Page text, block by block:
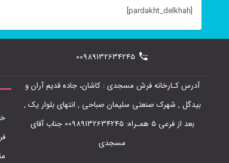
[pardakht_delkhah]
00989132634245
آدرس کـارخانه فرش مسجدی : کاشان، جاده قدیم آران و
بیدگل , شهرک صنعتی سلیمان صباحی , انتهای بلوار یک ,
بعد از فرعی 5 همـراه: 00989132634245 جناب آقای
مسجدی